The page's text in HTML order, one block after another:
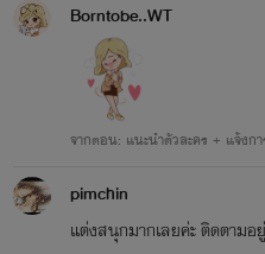
Borntobe..WT
จากตอน: แนะนำตัวละคร + แจ้งก
pimchin
แต่งสนุกมากเลยค่ะ ติดตามอ